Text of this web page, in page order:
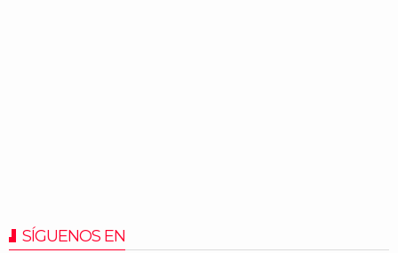
SÍGUENOS EN